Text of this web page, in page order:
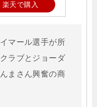
楽天で購入
マール選手が所
ラブとジョーダ
まさん興奮の商